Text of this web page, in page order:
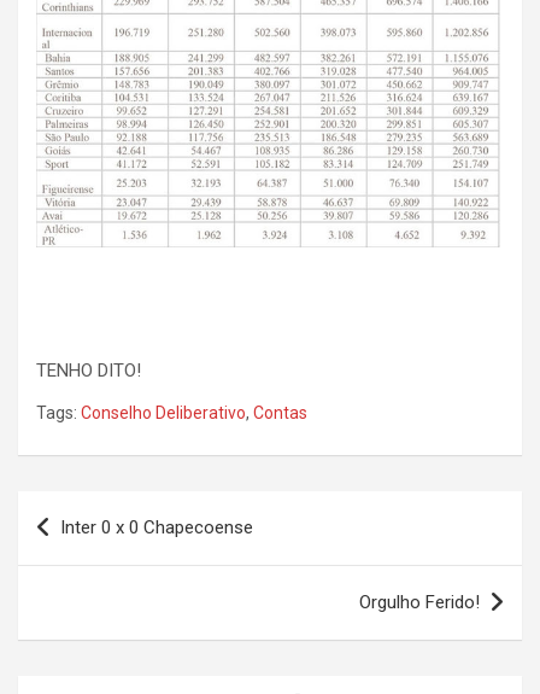
TENHO DITO!
Tags: Conselho Deliberativo, Contas
Navegação
de
Inter 0 x 0 Chapecoense
Orgulho Ferido!